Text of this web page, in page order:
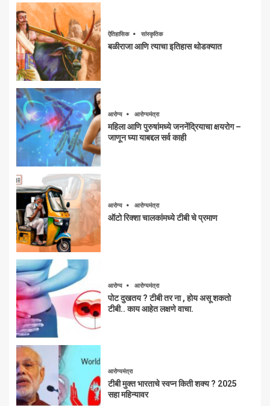
ऐतिहासिक सांस्कृतिक
बळीराजा आणि त्याचा इतिहास थोडक्यात
आरोग्य आरोग्यमंत्रा
महिला आणि पुरुषांमध्ये जननेंद्रियाचा क्षयरोग –
जाणून घ्या याबद्दल सर्व काही
आरोग्य आरोग्यमंत्रा
ऑटो रिक्शा चालकांमध्ये टीबी चे प्रमाण
आरोग्य आरोग्यमंत्रा
पोट दुखतय ? टीबी तर ना , होय असू शकतो
टीबी.. काय आहेत लक्षणे वाचा.
आरोग्यमंत्रा
टीबी मुक्त भारताचे स्वप्न किती शक्य ? 2025
सहा महिन्यावर